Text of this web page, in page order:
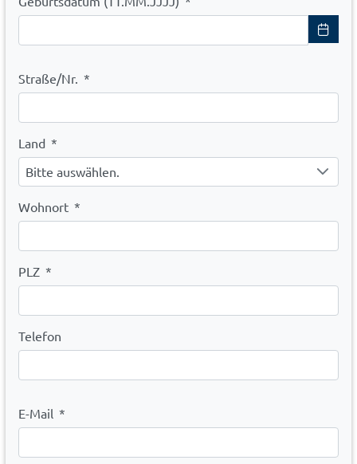
Straße/Nr. *
Land *
Bitte auswählen.
Wohnort *
PLZ *
Telefon
E-Mail *